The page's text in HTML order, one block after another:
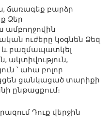
ճառագեք բարձր
Ձեր
ամբողջովին
ուժերը կօգնեն Ձեզ
և բազմապատկել
ակտիվություն,
՝ ահա բոլոր
ցանկացած տարիքի
ընթացքում։
Դուք վերջին